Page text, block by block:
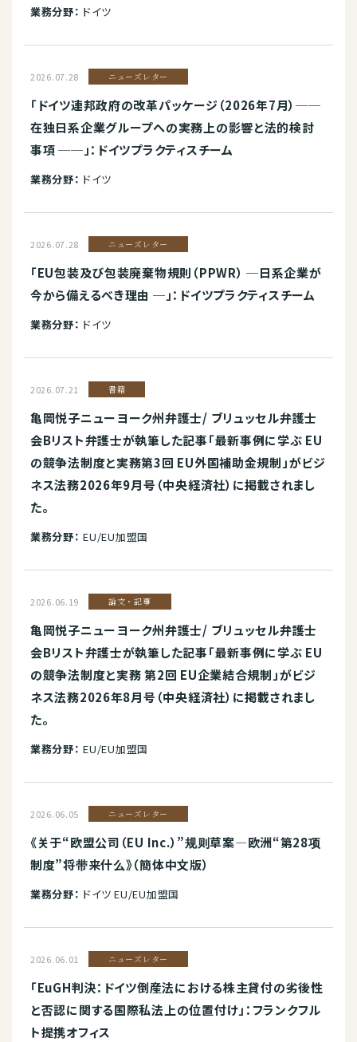
業務分野： ドイツ
2026.07.28 ニューズレター
「ドイツ連邦政府の改革パッケージ（2026年7月）──
在独日系企業グループへの実務上の影響と法的検討
事項 ──」：ドイツプラクティスチーム
業務分野： ドイツ
2026.07.28 ニューズレター
「EU包装及び包装廃棄物規則（PPWR） ─日系企業が
今から備えるべき理由 ─」：ドイツプラクティスチーム
業務分野： ドイツ
2026.07.21 書籍
亀岡悦子ニューヨーク州弁護士/ ブリュッセル弁護士
会Bリスト弁護士が執筆した記事「最新事例に学ぶ EU
の競争法制度と実務第3回 EU外国補助金規制」がビジ
ネス法務2026年9月号（中央経済社）に掲載されまし
た。
業務分野： EU/EU加盟国
2026.06.19 論文・記事
亀岡悦子ニューヨーク州弁護士/ ブリュッセル弁護士
会Bリスト弁護士が執筆した記事「最新事例に学ぶ EU
の競争法制度と実務 第2回 EU企業結合規制」がビジ
ネス法務2026年8月号（中央経済社）に掲載されまし
た。
業務分野： EU/EU加盟国
2026.06.05 ニューズレター
《关于“欧盟公司（EU Inc.）”规则草案—欧洲“第28项
制度”将带来什么》（簡体中文版）
業務分野： ドイツ EU/EU加盟国
2026.06.01 ニューズレター
「EuGH判決：ドイツ倒産法における株主貸付の劣後性
と否認に関する国際私法上の位置付け」：フランクフル
ト提携オフィス